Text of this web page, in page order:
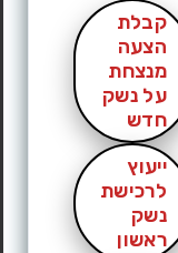
קבלת
הצעה
מנצחת
על נשק
חדש
ייעוץ
לרכישת
נשק
ראשון